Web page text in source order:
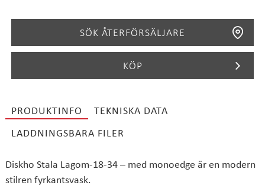
SÖK ÅTERFÖRSÄLJARE
SÖK
KÖP
PRODUKTINFO
TEKNISKA DATA
LADDNINGSBARA FILER
Diskho Stala Lagom-18-34 – med monoedge är en modern
stilren fyrkantsvask.